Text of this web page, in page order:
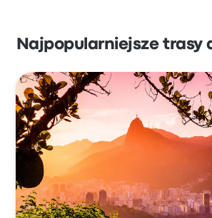
Najpopularniejsze trasy